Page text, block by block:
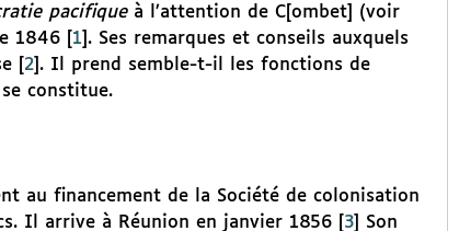
pacifiqueà l’attention de C[ombet] (voir
1846[ 1 . Ses remarques et conseils auxquels
[ 2] . Il prend semble-t-il les fonctions de
constitue.
au financement de la Société de colonisation
Il arrive à Réunion en janvier 1856[ 3]
Son